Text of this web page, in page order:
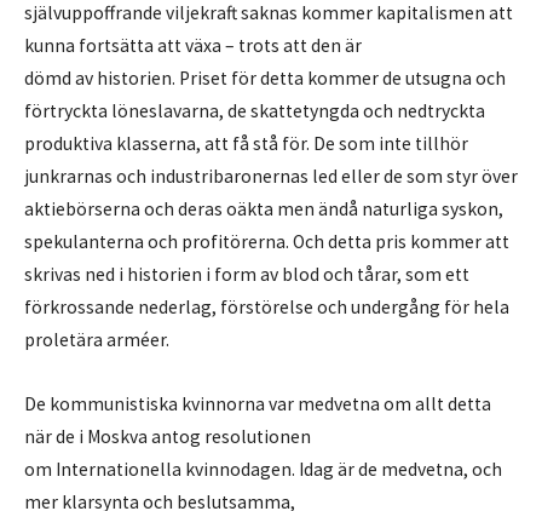
självuppoffrande viljekraft saknas kommer kapitalismen att
kunna fortsätta att växa – trots att den är
dömd av historien. Priset för detta kommer de utsugna och
förtryckta löneslavarna, de skattetyngda och nedtryckta
produktiva klasserna, att få stå för. De som inte tillhör
junkrarnas och industribaronernas led eller de som styr över
aktiebörserna och deras oäkta men ändå naturliga syskon,
spekulanterna och profitörerna. Och detta pris kommer att
skrivas ned i historien i form av blod och tårar, som ett
förkrossande nederlag, förstörelse och undergång för hela
proletära arméer.
De kommunistiska kvinnorna var medvetna om allt detta
när de i Moskva antog resolutionen
om Internationella kvinnodagen. Idag är de medvetna, och
mer klarsynta och beslutsamma,